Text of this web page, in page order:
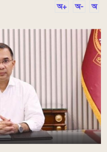
অ+ অ- অ